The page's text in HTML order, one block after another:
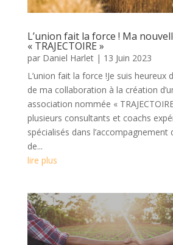
L’union fait la force ! Ma
« TRAJECTOIRE »
par Daniel Harlet| 13 Juin 2023
L’union fait la force !Je suis heureux
de ma collaboration à la création
association nommée «
plusieurs consultants et coachs
spécialisés dans l’accompagnement
de...
lire plus